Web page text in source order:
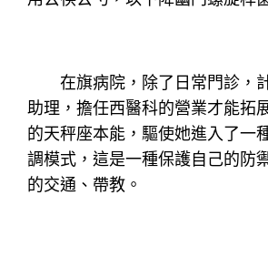
在旗病院，除了日常門診，
助理，擔任西醫科的營業才能拓
的天秤座本能，驅使她進入了一
調模式，這是一種保護自己的防
的交通、帶教。